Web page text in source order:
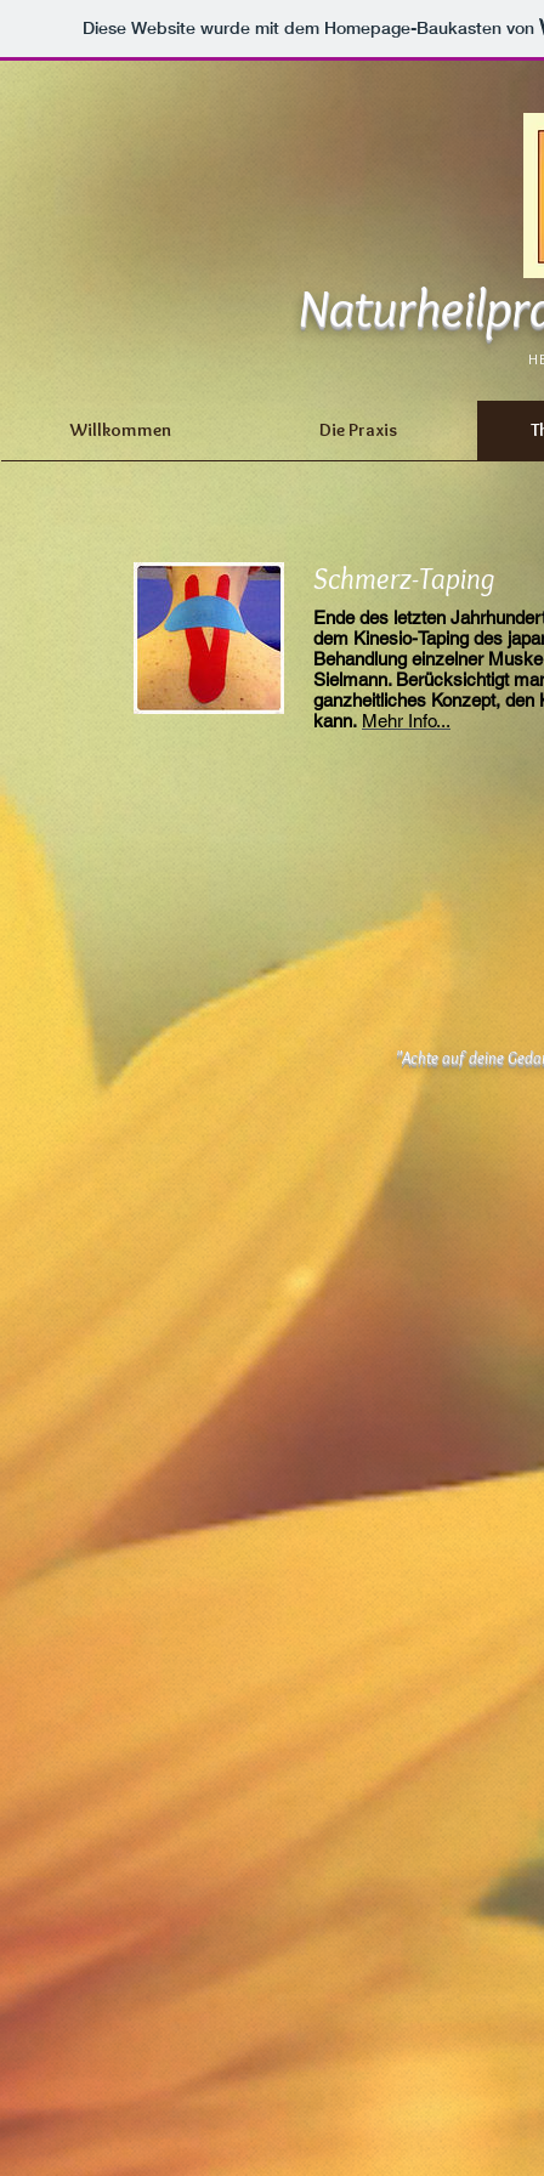
Diese Website wurde mit dem Homepage-Baukasten von
Willkommen Die Praxis
Schmerz-Taping
Ende des letzten
dem Kinesio-Taping des
Behandlung einzelner
Sielmann. Berücksichtigt
ganzheitliches Konzept, den
kann. Mehr Info...
"Achte auf deine